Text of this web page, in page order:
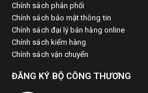
Chính sách phân phối
Chính sách bảo mật thông tin
Chính sách đại lý bán hàng online
Chính sách kiểm hàng
Chính sách vận chuyển
ĐĂNG KÝ BỘ CÔNG THƯƠNG